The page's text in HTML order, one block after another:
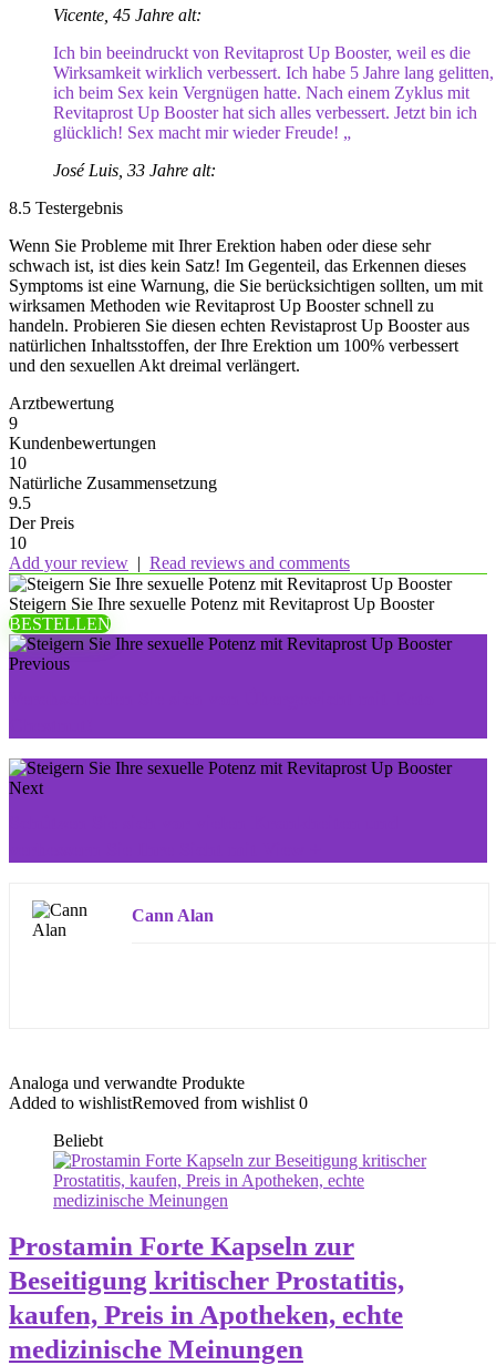
Vicente, 45 Jahre alt:
Ich bin beeindruckt von Revitaprost Up Booster, weil es die
Wirksamkeit wirklich verbessert. Ich habe 5 Jahre lang
ich beim Sex kein Vergnügen hatte. Nach einem Zyklus mit
Revitaprost Up Booster hat sich alles verbessert. Jetzt bin ich
glücklich! Sex macht mir wieder Freude! „
José Luis, 33 Jahre alt:
8.5 Testergebnis
Wenn Sie Probleme mit Ihrer Erektion haben oder diese sehr
schwach ist, ist dies kein Satz! Im Gegenteil, das Erkennen dieses
Symptoms ist eine Warnung, die Sie berücksichtigen sollten, um mit
wirksamen Methoden wie Revitaprost Up Booster schnell zu
handeln. Probieren Sie diesen echten Revistaprost Up Booster aus
natürlichen Inhaltsstoffen, der Ihre Erektion um 100% verbessert
und den sexuellen Akt dreimal verlängert.
Arztbewertung
9
Kundenbewertungen
10
Natürliche Zusammensetzung
9.5
Der Preis
10
Add your review | Read reviews and comments
Steigern Sie Ihre sexuelle Potenz mit Revitaprost Up Booster
BESTELLEN
Previous
Next
Cann Alan
Analoga und verwandte Produkte
Added to wishlistRemoved from wishlist 0
Beliebt
Prostamin Forte Kapseln zur
Beseitigung kritischer Prostatitis,
kaufen, Preis in Apotheken, echte
medizinische Meinungen